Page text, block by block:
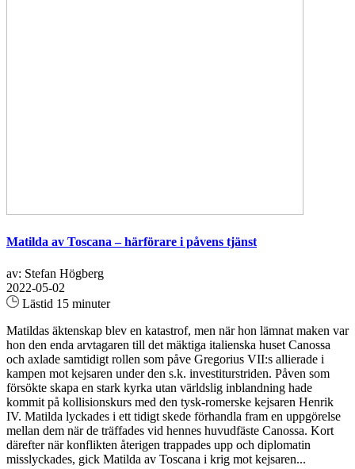
Matilda av Toscana – härförare i påvens tjänst
av: Stefan Högberg
2022-05-02
Lästid 15 minuter
Matildas äktenskap blev en katastrof, men när hon lämnat maken var
hon den enda arvtagaren till det mäktiga italienska huset Canossa
och axlade samtidigt rollen som påve Gregorius VII:s allierade i
kampen mot kejsaren under den s.k. investiturstriden. Påven som
försökte skapa en stark kyrka utan världslig inblandning hade
kommit på kollisionskurs med den tysk-romerske kejsaren Henrik
IV. Matilda lyckades i ett tidigt skede förhandla fram en uppgörelse
mellan dem när de träffades vid hennes huvudfäste Canossa. Kort
därefter när konflikten återigen trappades upp och diplomatin
misslyckades, gick Matilda av Toscana i krig mot kejsaren...